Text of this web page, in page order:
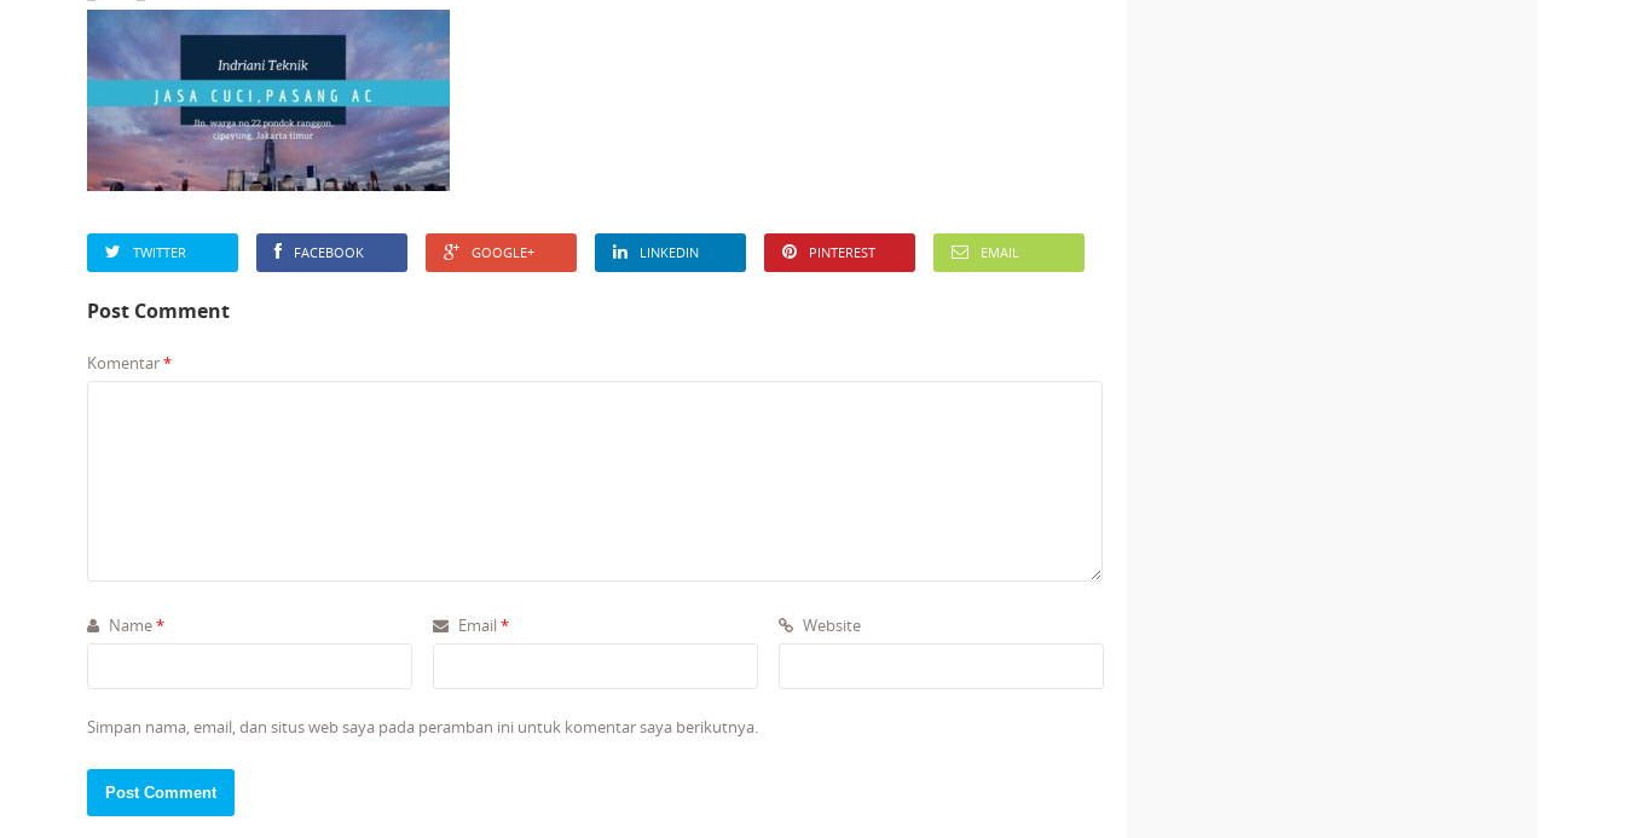
TWITTER FACEBOOK GOOGLE+ LINKEDIN PINTEREST EMAIL
Post Comment
Komentar*
Name* Email * Website
Simpan nama, email, dan situs web saya pada peramban ini untuk komentar saya berikutnya.